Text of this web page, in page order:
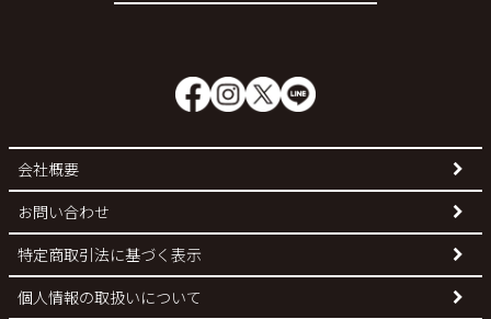
会社概要
お問い合わせ
特定商取引法に基づく表示
個人情報の取扱いについて